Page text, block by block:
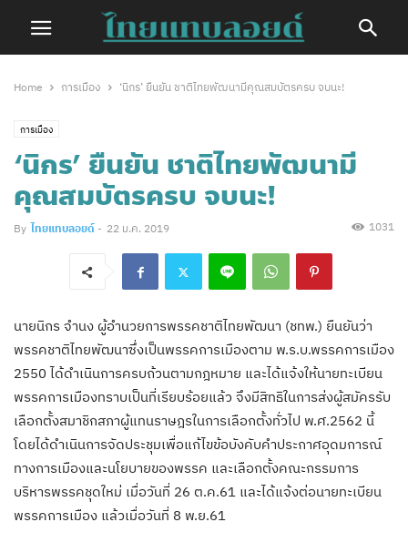
Home การเมือง ‘นิกร’ ยืนยัน ชาติไทยพัฒนามีคุณสมบัตรครบ จบนะ!
การเมือง
‘นิกร’ ยืนยัน ชาติไทยพัฒนามี
คุณสมบัตรครบ จบนะ!
By ไทยแทบลอยด์ - 22 ม.ค. 2019 1031
นายนิกร จำนง ผู้อำนวยการพรรคชาติไทยพัฒนา (ชทพ.) ยืนยันว่า
พรรคชาติไทยพัฒนาซึ่งเป็นพรรคการเมืองตาม พ.ร.บ.พรรคการเมือง
2550 ได้ดำเนินการครบถ้วนตามกฎหมาย และได้แจ้งให้นายทะเบียน
พรรคการเมืองทราบเป็นที่เรียบร้อยแล้ว จึงมีสิทธิในการส่งผู้สมัครรับ
เลือกตั้งสมาชิกสภาผู้แทนราษฎรในการเลือกตั้งทั่วไป พ.ศ.2562 นี้
โดยได้ดำเนินการจัดประชุมเพื่อแก้ไขข้อบังคับคำประกาศอุดมการณ์
ทางการเมืองและนโยบายของพรรค และเลือกตั้งคณะกรรมการ
บริหารพรรคชุดใหม่ เมื่อวันที่ 26 ต.ค.61 และได้แจ้งต่อนายทะเบียน
พรรคการเมือง แล้วเมื่อวันที่ 8 พ.ย.61